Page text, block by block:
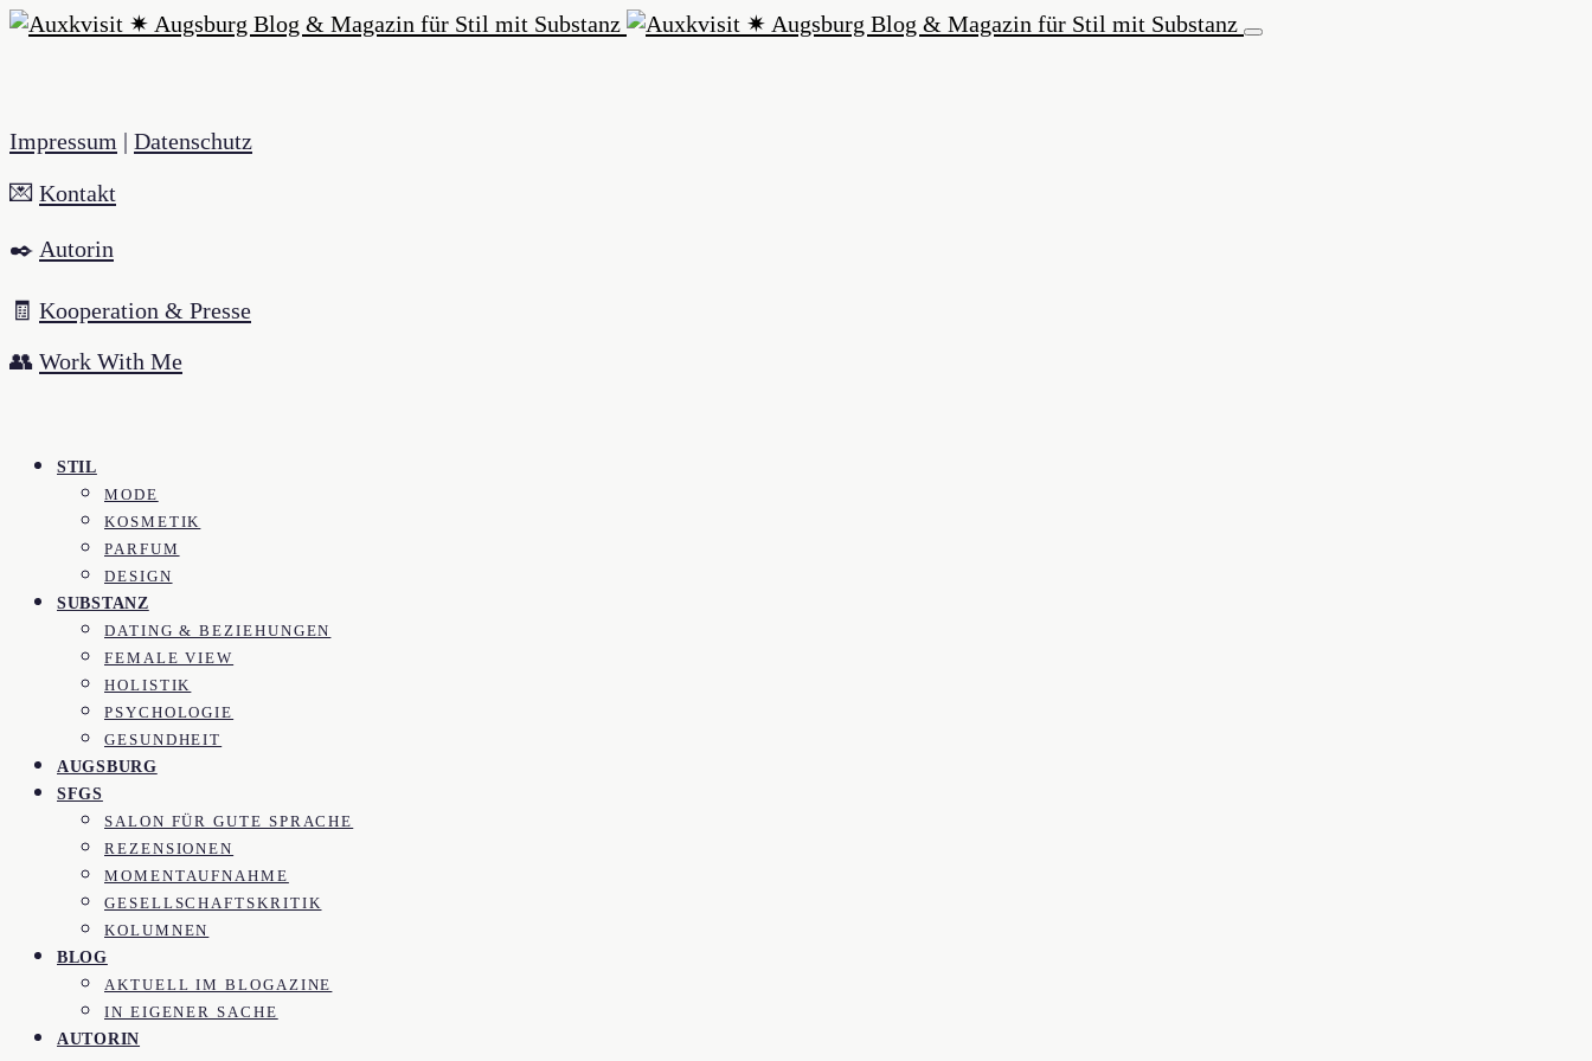
Impressum | Datenschutz
💌 Kontakt
✒️ Autorin
🧾 Kooperation & Presse
👥 Work With Me
STIL
MODE
KOSMETIK
PARFUM
DESIGN
SUBSTANZ
DATING & BEZIEHUNGEN
FEMALE VIEW
HOLISTIK
PSYCHOLOGIE
GESUNDHEIT
AUGSBURG
SFGS
SALON FÜR GUTE SPRACHE
REZENSIONEN
MOMENTAUFNAHME
GESELLSCHAFTSKRITIK
KOLUMNEN
BLOG
AKTUELL IM BLOGAZINE
IN EIGENER SACHE
AUTORIN